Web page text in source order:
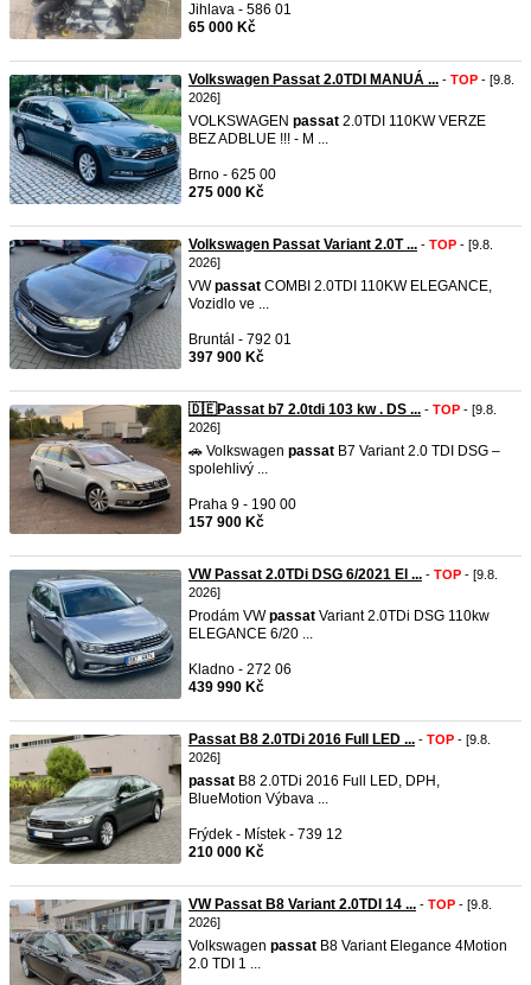
Jihlava - 586 01
65 000 Kč
Volkswagen Passat 2.0TDI MANUÁ ... - TOP - [9.8.
2026]
VOLKSWAGEN passat 2.0TDI 110KW VERZE
BEZ ADBLUE !!! - M ...
Brno - 625 00
275 000 Kč
Volkswagen Passat Variant 2.0T ... - TOP - [9.8.
2026]
VWpassat COMBI 2.0TDI 110KW ELEGANCE,
Vozidlo ve ...
Bruntál - 792 01
397 900 Kč
🇩🇪Passat b7 2.0tdi 103 kw . DS ... - TOP - [9.8.
2026]
🚗 Volkswagen passat B7 Variant 2.0 TDI DSG –
spolehlivý ...
Praha 9 - 190 00
157 900 Kč
VW Passat 2.0TDi DSG 6/2021 El ... - TOP - [9.8.
2026]
Prodám VWpassat Variant 2.0TDi DSG 110kw
ELEGANCE 6/20 ...
Kladno - 272 06
439 990 Kč
Passat B8 2.0TDi 2016 Full LED ... - TOP - [9.8.
2026]
passat B8 2.0TDi 2016 Full LED, DPH,
BlueMotion Výbava ...
Frýdek - Místek - 739 12
210 000 Kč
VW Passat B8 Variant 2.0TDI 14 ... - TOP - [9.8.
2026]
Volkswagen passat B8 Variant Elegance 4Motion
2.0 TDI 1 ...